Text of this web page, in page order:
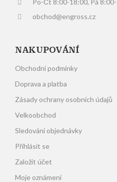
Po-Čt 8:00-18:00, Pá
obchod@engross.cz
NAKUPOVÁNÍ
Obchodní podmínky
Doprava a platba
Zásady ochrany osobních údajů
Velkoobchod
Sledování objednávky
Přihlásit se
Založit účet
Moje oznámení